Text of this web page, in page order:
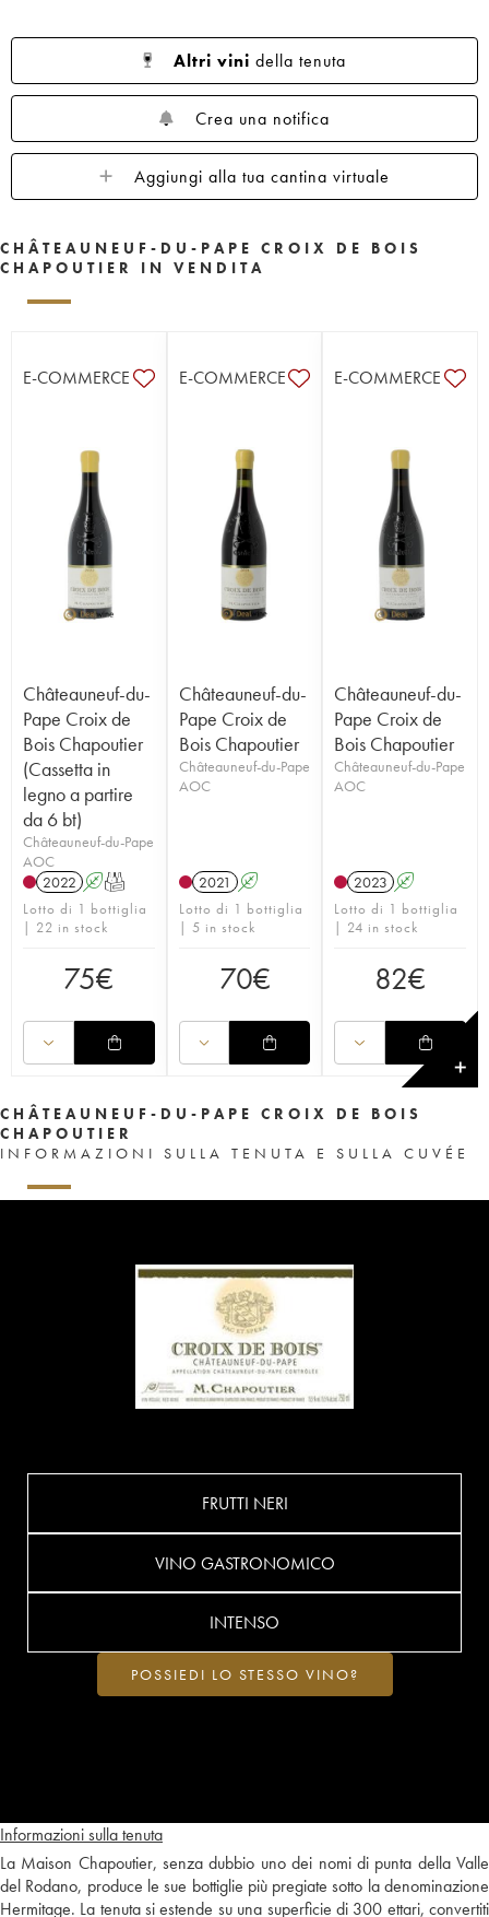
Altri vini della tenuta
Crea una notifica
Aggiungi alla tua cantina virtuale
CHÂTEAUNEUF-DU-PAPE CROIX DE BOIS
CHAPOUTIER IN VENDITA
E-COMMERCE
Châteauneuf-du-
Pape Croix de
Bois Chapoutier
(Cassetta in
legno a partire
da 6 bt)
Châteauneuf-du-Pape
AOC
2022 AT
Lotto di 1 bottiglia
| 22 in stock
75€
E-COMMERCE
Châteauneuf-du-
Pape Croix de
Bois Chapoutier
Châteauneuf-du-Pape
AOC
2021 A
Lotto di 1 bottiglia
| 5 in stock
70€
E-COMMERCE
Châteauneuf-du-
Pape Croix de
Bois Chapoutier
Châteauneuf-du-Pape
AOC
2023 A
Lotto di 1 bottiglia
| 24 in stock
82€
✕
CHÂTEAUNEUF-DU-PAPE CROIX DE BOIS
CHAPOUTIER
INFORMAZIONI SULLA TENUTA E SULLA CUVÉE
Informazioni sulla tenuta
La Maison Chapoutier, senza dubbio uno dei nomi di punta della Valle
del Rodano, produce le sue bottiglie più pregiate sotto la denominazione
Hermitage. La tenuta si estende su una superficie di 300 ettari, convertiti
FRUTTI NERI
VINO GASTRONOMICO
INTENSO
POSSIEDI LO STESSO VINO?